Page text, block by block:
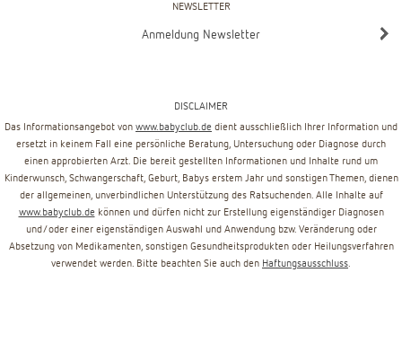
NEWSLETTER
Anmeldung Newsletter
DISCLAIMER
Das Informationsangebot von www.babyclub.de dient ausschließlich Ihrer Information und
ersetzt in keinem Fall eine persönliche Beratung, Untersuchung oder Diagnose durch
einen approbierten Arzt. Die bereit gestellten Informationen und Inhalte rund um
Kinderwunsch, Schwangerschaft, Geburt, Babys erstem Jahr und sonstigen Themen, dienen
der allgemeinen, unverbindlichen Unterstützung des Ratsuchenden. Alle Inhalte auf
www.babyclub.de können und dürfen nicht zur Erstellung eigenständiger Diagnosen
und/oder einer eigenständigen Auswahl und Anwendung bzw. Veränderung oder
Absetzung von Medikamenten, sonstigen Gesundheitsprodukten oder Heilungsverfahren
verwendet werden. Bitte beachten Sie auch den Haftungsausschluss.